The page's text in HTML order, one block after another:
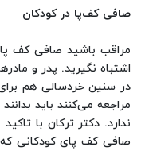
صافی کف‌پا در کودکان
مراقب باشید صافی کف
اشتباه نگیرید. پدر و
در سنین خردسالی هم
مراجعه می‌کنند باید
ندارد. دکتر ترکان با
صافی کف پای کودکانی